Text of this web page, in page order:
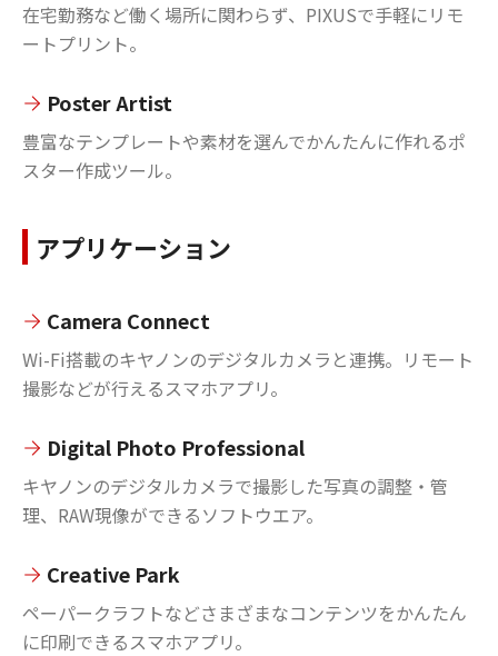
在宅勤務など働く場所に関わらず、PIXUSで手軽にリモ
ートプリント。
Poster Artist
豊富なテンプレートや素材を選んでかんたんに作れるポ
スター作成ツール。
アプリケーション
Camera Connect
Wi-Fi搭載のキヤノンのデジタルカメラと連携。リモート
撮影などが行えるスマホアプリ。
Digital Photo Professional
キヤノンのデジタルカメラで撮影した写真の調整・管
理、RAW現像ができるソフトウエア。
Creative Park
ペーパークラフトなどさまざまなコンテンツをかんたん
に印刷できるスマホアプリ。